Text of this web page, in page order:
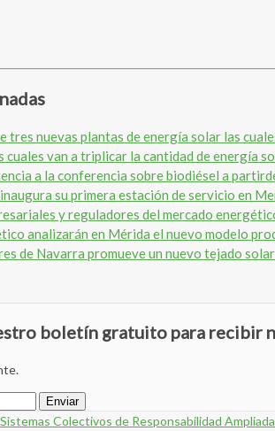
cuales van a triplicar la cantidad de energía
analizarán en Mérida el nuevo modelo
boletín gratuito para recibir
Colectivos de Responsabilidad